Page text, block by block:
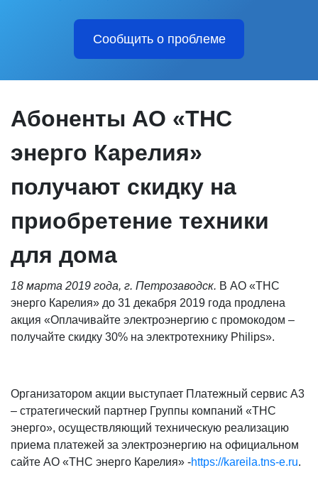
Сообщить о проблеме
Абоненты АО «ТНС
энерго Карелия»
получают скидку на
приобретение техники
для дома
18 марта 2019 года, г. Петрозаводск. В АО «ТНС
энерго Карелия» до 31 декабря 2019 года продлена
акция «Оплачивайте электроэнергию с промокодом –
получайте скидку 30% на электротехнику Philips».
Организатором акции выступает Платежный сервис А3
– стратегический партнер Группы компаний «ТНС
энерго», осуществляющий техническую реализацию
приема платежей за электроэнергию на официальном
сайте АО «ТНС энерго Карелия» -https://kareila.tns-e.ru.